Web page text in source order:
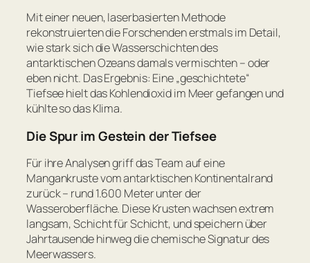
Mit einer neuen, laserbasierten Methode
rekonstruierten die Forschenden erstmals im Detail,
wie stark sich die Wasserschichten des
antarktischen Ozeans damals vermischten – oder
eben nicht. Das Ergebnis: Eine „geschichtete“
Tiefsee hielt das Kohlendioxid im Meer gefangen und
kühlte so das Klima.
Die Spur im Gestein der Tiefsee
Für ihre Analysen griff das Team auf eine
Mangankruste vom antarktischen Kontinentalrand
zurück – rund 1.600 Meter unter der
Wasseroberfläche. Diese Krusten wachsen extrem
langsam, Schicht für Schicht, und speichern über
Jahrtausende hinweg die chemische Signatur des
Meerwassers.